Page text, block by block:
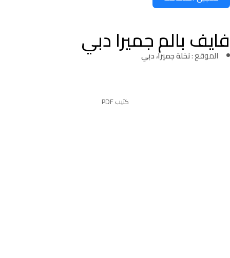
فايف بالم جميرا دبي
الموقع :نخلة جميرا، دبي
كتيب PDF